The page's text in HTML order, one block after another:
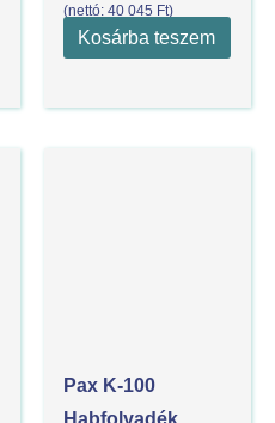
(nettó: 40 045 Ft)
Kosárba teszem
Pax K-100
Habfolyadék